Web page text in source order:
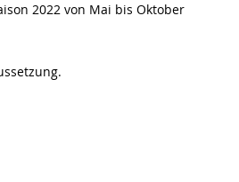
2022 von Mai bis Oktober